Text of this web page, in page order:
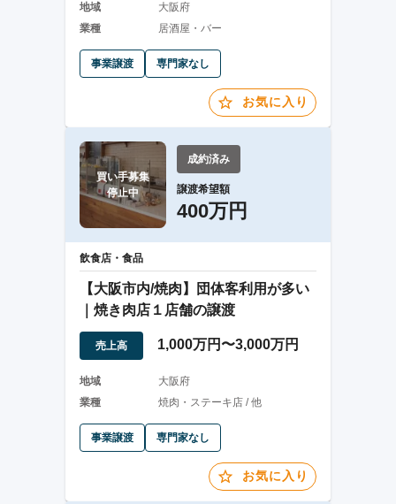
地域
大阪府
業種
居酒屋・バー
事業譲渡 専門家なし
お気に入り
買い手募集
停止中
成約済み
譲渡希望額
400万円
飲食店・食品
【大阪市内/焼肉】団体客利用が多い
｜焼き肉店１店舗の譲渡
売上高 1,000万円〜3,000万円
地域
大阪府
業種
焼肉・ステーキ店 / 他
事業譲渡 専門家なし
お気に入り